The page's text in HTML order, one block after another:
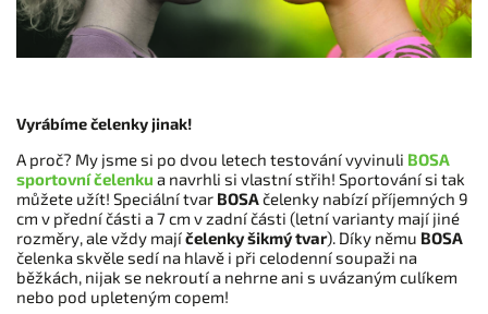
Vyrábíme čelenky jinak!
A proč? My jsme si po dvou letech testování vyvinuli BOSA
sportovníčelenku a navrhli si vlastní střih! Sportování si tak
můžete užít! Speciální tvar BOSAčelenky nabízí příjemných 9
cm v přední části a 7 cm v zadní části (letní varianty mají jiné
rozměry, ale vždy majíčelenky šikmý tvar). Díky němu BOSA
čelenka skvěle sedí na hlavě i při celodenní soupaži na
běžkách, nijak se nekroutí a nehrne ani s uvázaným culíkem
nebo pod upleteným copem!